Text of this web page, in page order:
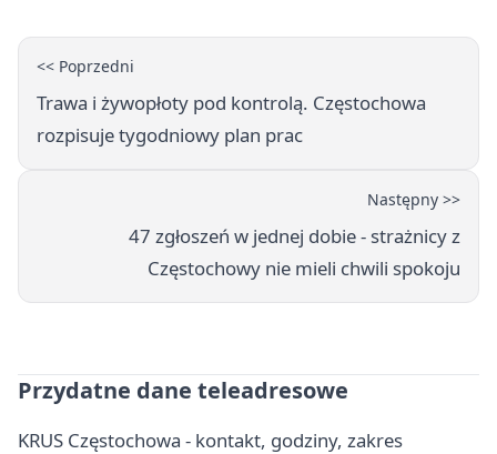
<< Poprzedni
Trawa i żywopłoty pod kontrolą. Częstochowa
rozpisuje tygodniowy plan prac
Następny >>
47 zgłoszeń w jednej dobie - strażnicy z
Częstochowy nie mieli chwili spokoju
Przydatne dane teleadresowe
KRUS Częstochowa - kontakt, godziny, zakres